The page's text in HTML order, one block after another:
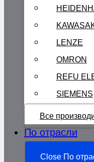
LENZE
OMRON
REFU
SIEMENS
Все
По отрасли
Close По